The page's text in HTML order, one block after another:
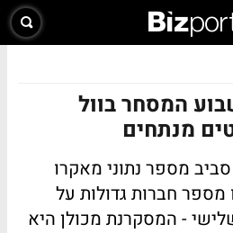
המסחר בוול
מנתחים
מספר נתוני מאקרו
מספר חברות גדולות על
- המסקרנת מכולן היא